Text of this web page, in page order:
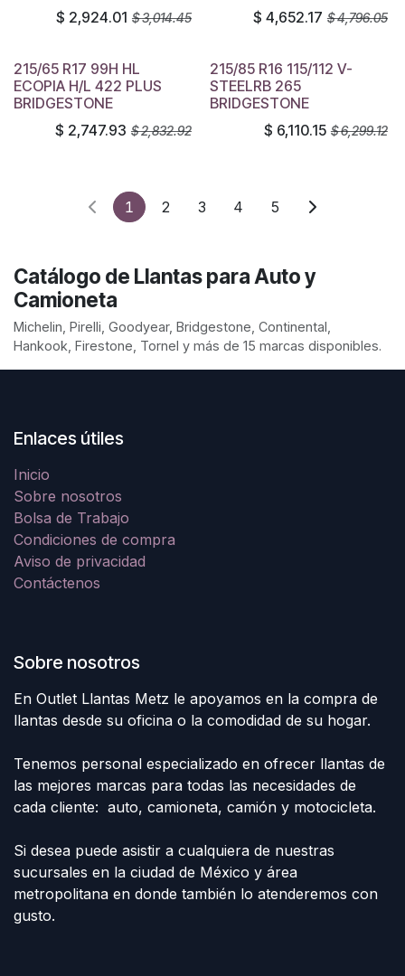
$ 2,924.01 $3,014.45
$ 4,652.17 $4,796.05
215/65 R17 99H HL
ECOPIA H/L 422 PLUS
BRIDGESTONE
$ 2,747.93 $2,832.92
215/85 R16 115/112 V-
STEELRB 265
BRIDGESTONE
$ 6,110.15 $6,299.12
1 2 3 4 5
Catálogo de Llantas para Auto y
Camioneta
Michelin, Pirelli, Goodyear, Bridgestone, Continental,
Hankook, Firestone, Tornel y más de 15 marcas disponibles.
Enlaces útiles
Inicio
Sobre nosotros
Bolsa de Trabajo
Condiciones de compra
Aviso de privacidad
Contáctenos
Sobre nosotros
En Outlet Llantas Metz le apoyamos en la compra de
llantas desde su oficina o la comodidad de su hogar.
Tenemos personal especializado en ofrecer llantas de
las mejores marcas para todas las necesidades de
cada cliente: auto, camioneta, camión y motocicleta.
Si desea puede asistir a cualquiera de nuestras
sucursales en la ciudad de México y área
metropolitana en donde también lo atenderemos con
gusto.